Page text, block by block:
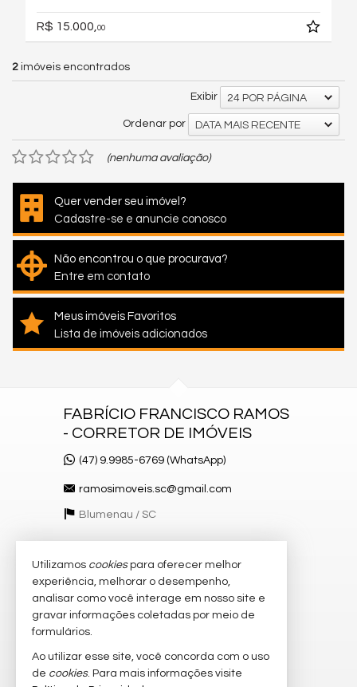
R$ 15.000,00
2 imóveis encontrados
Exibir 24 POR PÁGINA
Ordenar por DATA MAIS RECENTE
(nenhuma avaliação)
Quer vender seu imóvel?
Cadastre-se e anuncie conosco
Não encontrou o que procurava?
Entre em contato
Meus imóveis Favoritos
Lista de imóveis adicionados
FABRÍCIO FRANCISCO RAMOS
- CORRETOR DE IMÓVEIS
(47) 9.9985-6769 (WhatsApp)
ramosimoveis.sc@gmail.com
Blumenau / SC
VEJA MAIS
receba nosso newsletter
imóveis favoritos
mapa de imóveis
Utilizamos cookiespara oferecer melhor
experiência, melhorar o desempenho,
analisar como você interage em nosso site e
gravar informações coletadas por meio de
formulários.
Ao utilizar esse site, você concorda com o uso
de cookies. Para mais informações visite